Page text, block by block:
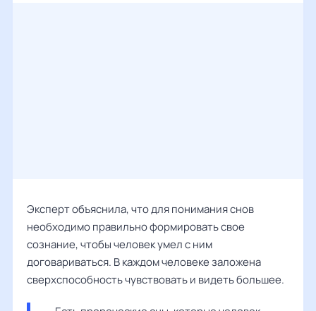
Эксперт объяснила, что для понимания снов
необходимо правильно формировать свое
сознание, чтобы человек умел с ним
договариваться. В каждом человеке заложена
сверхспособность чувствовать и видеть большее.